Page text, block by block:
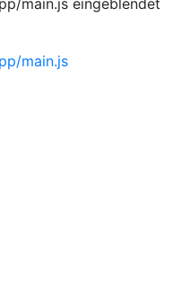
main.js eingeblendet
main.js